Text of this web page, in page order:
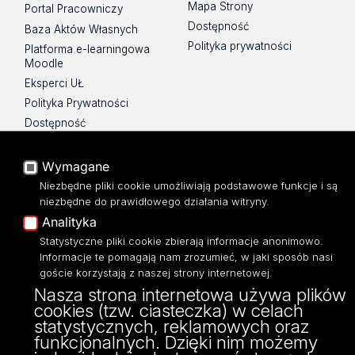
Portal Pracowniczy
Baza Aktów Własnych
Platforma e-learningowa
Moodle
Eksperci UŁ
Polityka Prywatności
Dostępność
Mapa Strony
Dostępność
Polityka prywatności
ul. Banacha 22
90-238 Łódź
tel: 42/635 59 49
fax: 42/635 42 66
Wymagane
Niezbędne pliki cookie umożliwiają podstawowe funkcje i są
niezbędne do prawidłowego działania witryny.
Analityka
Statystyczne pliki cookie zbierają informacje anonimowo.
Informacje te pomagają nam zrozumieć, w jaki sposób nasi
goście korzystają z naszej strony internetowej.
Nasza strona internetowa używa plików
cookies (tzw. ciasteczka) w celach
statystycznych, reklamowych oraz
funkcjonalnych. Dzięki nim możemy